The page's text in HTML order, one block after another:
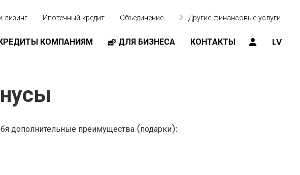
лизинг Ипотечный кредит Объединение Другие финансовые услуги
LV
КОМПАНИЯМ ДЛЯ БИЗНЕСА КОНТАКТЫ
дополнительные преимущества (подарки):